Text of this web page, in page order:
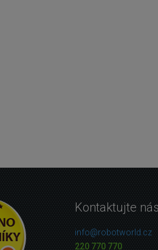
Kontaktujte nás
info@robotworld.cz
220 770 770